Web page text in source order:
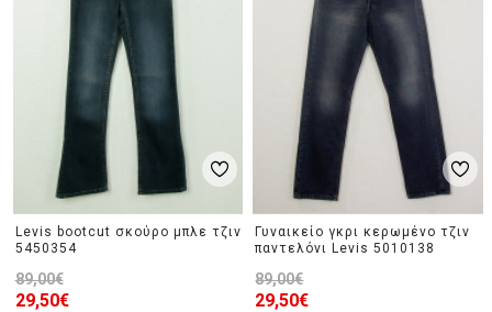
Levis bootcut σκούρο μπλε τζιν
5450354
29,50€
89,00€
Γυναικείο γκρι κερωμένο τζιν
παντελόνι Levis 5010138
29,50€
89,00€